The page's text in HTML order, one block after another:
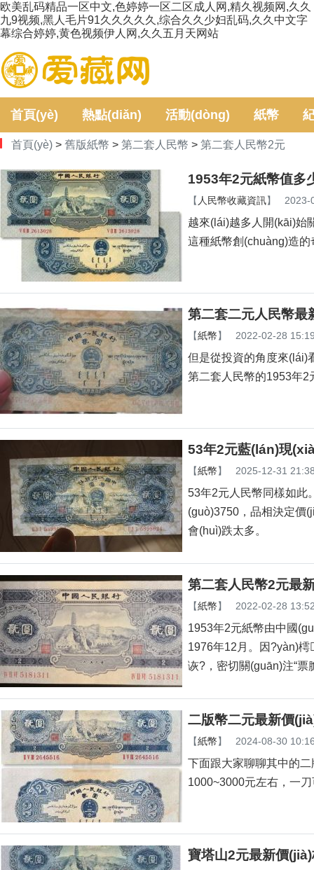
欧美乱码精品一区中文,色婷婷一区二区成人网,精久视频网,久久
九9视频,黑人毛片91久久久久久,综合久久少妇乱码,久久中文字
幕综合婷婷,黄色视频伊人网,久久五月天网站
首頁(yè) 熱點(diǎn) 活動(dòng) 紙幣
(jí) 鑒定
首頁(yè) > 舊版紙幣 > 第二套人民幣 > 第二套人民幣2元
1953年2元紙幣值多
【 人民幣收藏資訊】 2023-
越來(lái)越多人開(kāi)始
這種紙幣創(chuàng)造的奇
第二套二元人民幣最
【紙幣】 2022-02-28
但是從投資的角度來(lái)
第二套人民幣的1953年2
53年2元藍(lán)現
【紙幣】 2025-12-31
53年2元人民幣同樣如此
(guò)3750，品相決定價(jià)
會(huì)跌太多。
第二套人民幣2元最
【紙幣】 2022-02-28
1953年2元紙幣由中國
1976年12月。因?yàn)
诙?，密切關(guān)注“票
二版幣二元最新價
【紙幣】 2024-08-30
下面跟大家聊聊其中的二
1000~3000元左右，
寶塔山2元最新價